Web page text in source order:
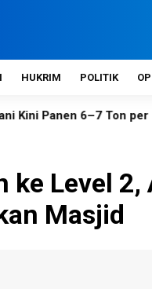
HUKRIM POLITIK
6–7 Ton per Hektare
ke Level
Masjid